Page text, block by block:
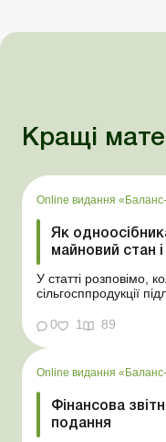
Кращі
Online видання
Як
майновий стан
У статті розповімо,
сільгосппродукції
як визначити й
Баланс-Агро № 14
фізособи, які
0 1 89
Online видання
Фінансова
подання